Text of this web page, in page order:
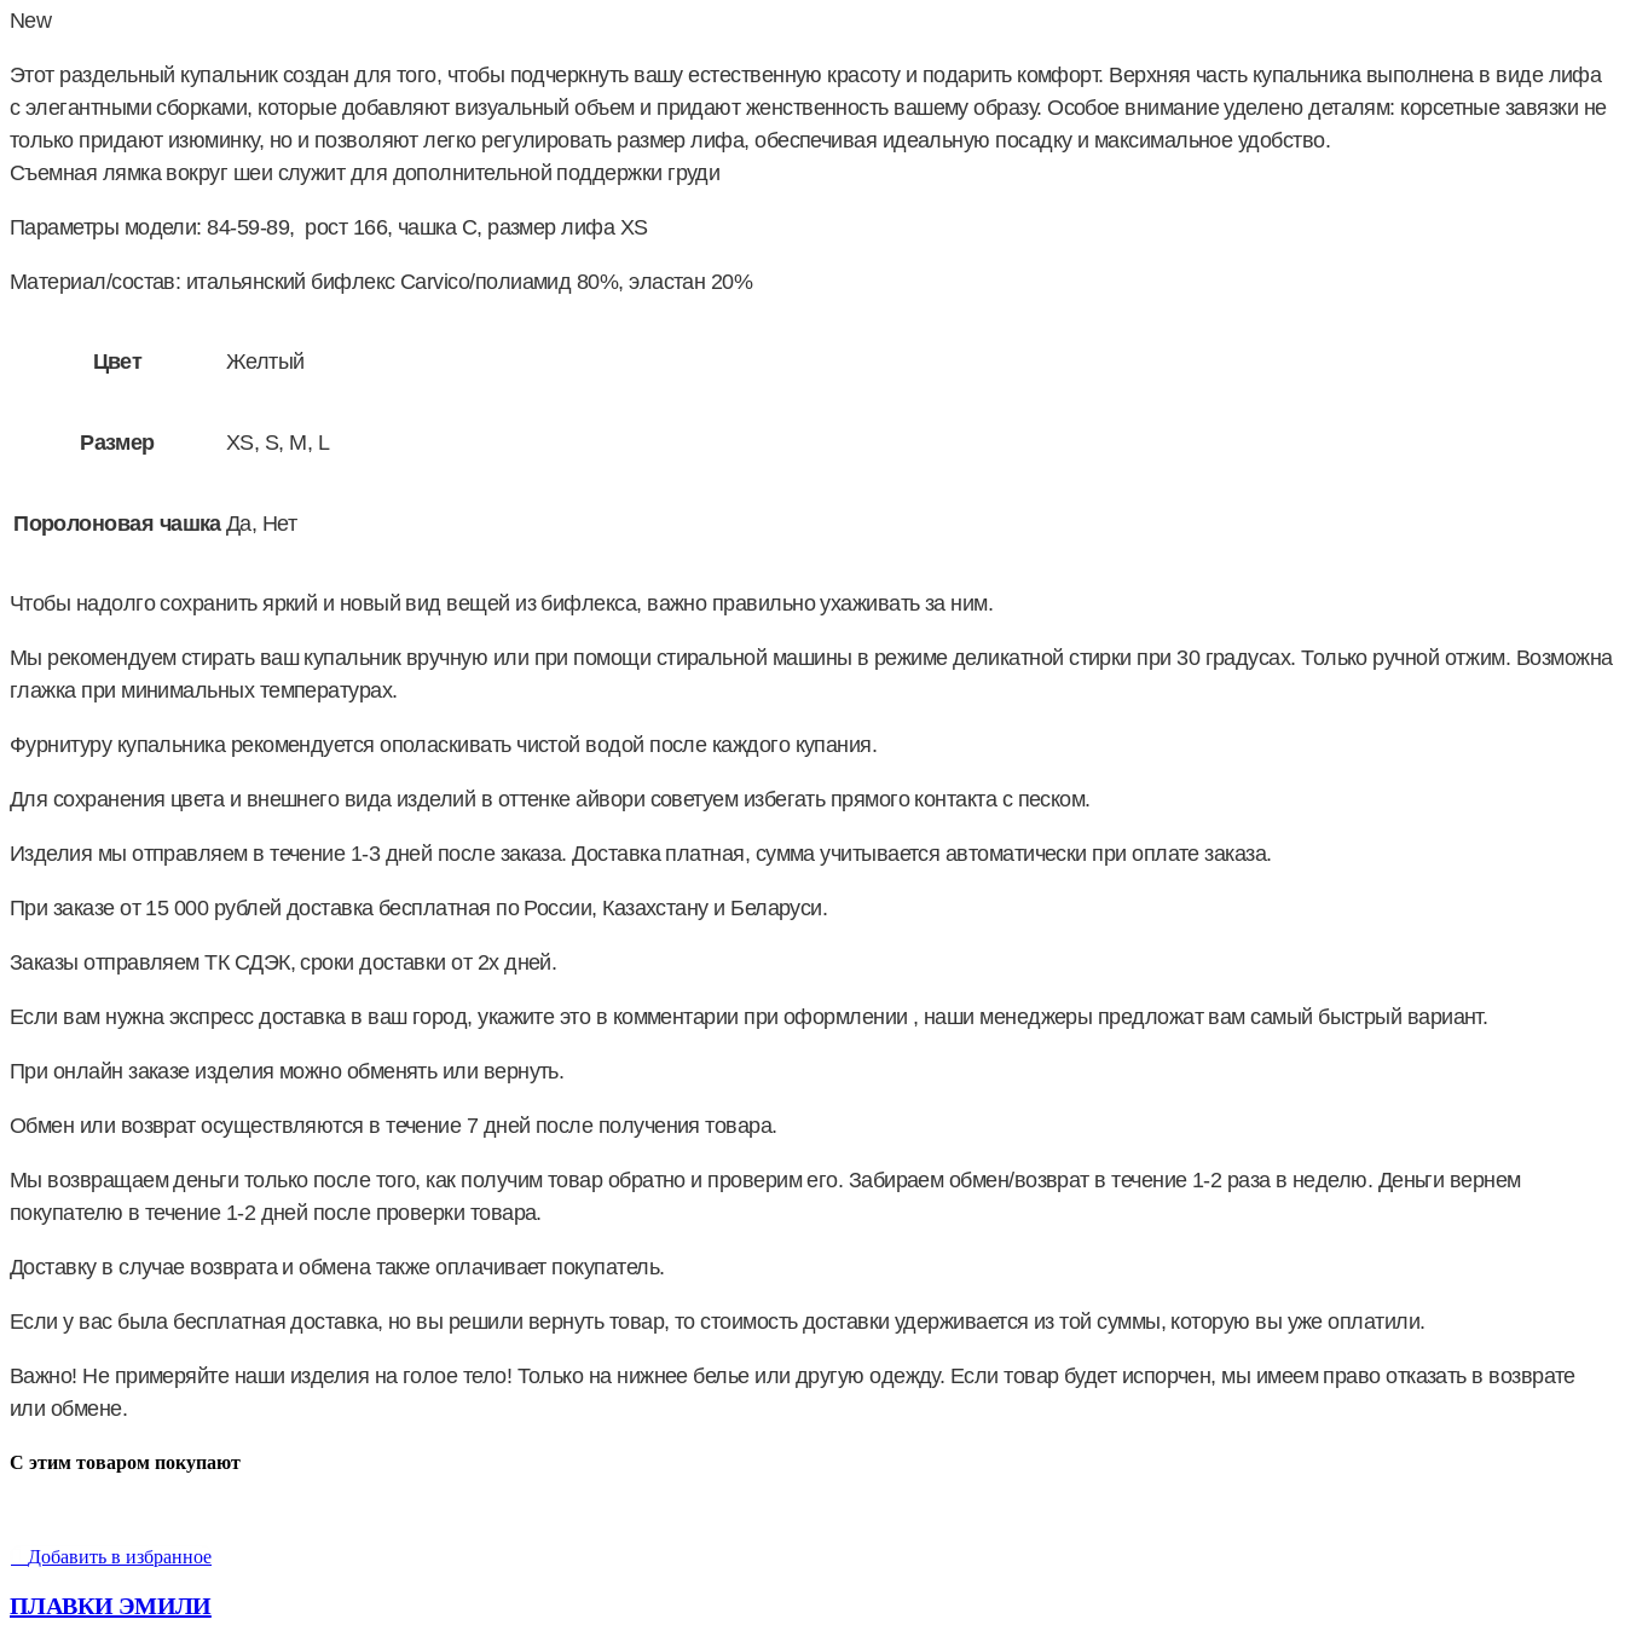
New
Этот раздельный купальник создан для того, чтобы подчеркнуть вашу естественную красоту и подарить комфорт. Верхняя часть купальника выполнена в виде лифа
с элегантными сборками, которые добавляют визуальный объем и придают женственность вашему образу. Особое внимание уделено деталям: корсетные завязки не
только придают изюминку, но и позволяют легко регулировать размер лифа, обеспечивая идеальную посадку и максимальное удобство.
Съемная лямка вокруг шеи служит для дополнительной поддержки груди
Параметры модели: 84-59-89, рост 166, чашка C, размер лифа XS
Материал/состав: итальянский бифлекс Carvico/полиамид 80%, эластан 20%
Цвет Желтый
Размер XS, S, M, L
Поролоновая чашка Да, Нет
Чтобы надолго сохранить яркий и новый вид вещей из бифлекса, важно правильно ухаживать за ним.
Мы рекомендуем стирать ваш купальник вручную или при помощи стиральной машины в режиме деликатной стирки при 30 градусах. Только ручной отжим. Возможна
глажка при минимальных температурах.
Фурнитуру купальника рекомендуется ополаскивать чистой водой после каждого купания.
Для сохранения цвета и внешнего вида изделий в оттенке айвори советуем избегать прямого контакта с песком.
Изделия мы отправляем в течение 1-3 дней после заказа. Доставка платная, сумма учитывается автоматически при оплате заказа.
При заказе от 15 000 рублей доставка бесплатная по России, Казахстану и Беларуси.
Заказы отправляем ТК СДЭК, сроки доставки от 2х дней.
Если вам нужна экспресс доставка в ваш город, укажите это в комментарии при оформлении , наши менеджеры предложат вам самый быстрый вариант.
При онлайн заказе изделия можно обменять или вернуть.
Обмен или возврат осуществляются в течение 7 дней после получения товара.
Мы возвращаем деньги только после того, как получим товар обратно и проверим его. Забираем обмен/возврат в течение 1-2 раза в неделю. Деньги вернем
покупателю в течение 1-2 дней после проверки товара.
Доставку в случае возврата и обмена также оплачивает покупатель.
Если у вас была бесплатная доставка, но вы решили вернуть товар, то стоимость доставки удерживается из той суммы, которую вы уже оплатили.
Важно! Не примеряйте наши изделия на голое тело! Только на нижнее белье или другую одежду. Если товар будет испорчен, мы имеем право отказать в возврате
или обмене.
С этим товаром покупают
Добавить в избранное
ПЛАВКИ ЭМИЛИ